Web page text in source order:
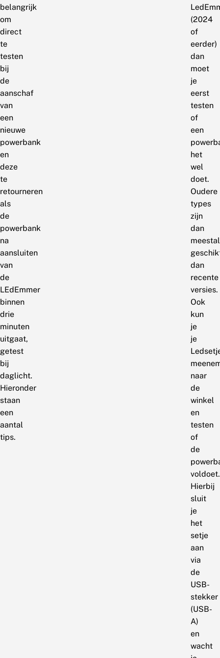
belangrijk
om
direct
te
testen
bij
de
aanschaf
van
een
nieuwe
powerbank
en
deze
te
retourneren
als
de
powerbank
na
aansluiten
van
de
LEdEmmer
binnen
drie
minuten
uitgaat,
getest
bij
daglicht.
Hieronder
staan
een
aantal
tips.
(2024
of
eerder)
dan
moet
je
eerst
testen
of
een
het
wel
doet.
Oudere
types
zijn
dan
meestal
dan
recente
versies.
Ook
kun
je
je
naar
de
winkel
en
testen
of
de
voldoet.
Hierbij
sluit
je
het
setje
aan
via
de
USB-
stekker
(USB-
A)
en
wacht